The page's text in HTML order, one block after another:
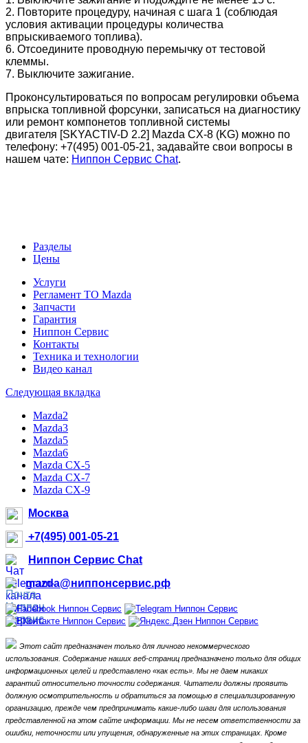
2. Повторите процедуру, начиная с шага 1 (соблюдая
условия активации процедуры количества
впрыскиваемого топлива).
6. Отсоедините проводную перемычку от тестовой
клеммы.
7. Выключите зажигание.
Проконсультироваться по вопросам регулировки объема
впрыска топливной форсунки, записаться на диагностику
или ремонт компонетов топливной системы
двигателя [SKYACTIV-D 2.2] Mazda CX-8 (KG) можно по
телефону: +7(495) 001-05-21, задавайте свои вопросы в
нашем чате: Ниппон Сервис Chat.
Разделы
Цены
Услуги
Регламент ТО Mazda
Запчасти
Гарантия
Ниппон Сервис
Контакты
Техника и технологии
Видео канал
Следующая вкладка
Mazda2
Mazda3
Mazda5
Mazda6
Mazda CX-5
Mazda CX-7
Mazda CX-9
Москва
+7(495) 001-05-21
Ниппон Сервис Chat
mazda@ниппонсервис.рф
Этот сайт предназначен только для личного некоммерческого
использования. Содержание наших веб-страниц предназначено только для общих
информационных целей и представлено «как есть». Мы не даем никаких
гарантий относительно точности содержания. Читатели должны проявить
должную осмотрительность и обратиться за помощью в специализированную
организацию, прежде чем предпринимать какие-либо шаги для использования
представленной на этом сайте информации. Мы не несем ответственности за
ошибки, неточности или упущения, обнаруженные на этих страницах. Кроме